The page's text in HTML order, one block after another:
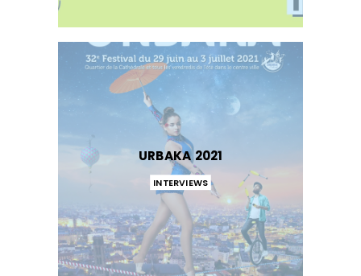
URBAKA 2021
INTERVIEWS